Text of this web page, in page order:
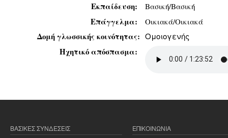
Εκπαίδευση: Βασική/Βασική
Επάγγελμα: Οικιακά/Οικιακά
Δομή γλωσσικής κοινότητας: Ομοιογενής
Ηχητικό απόσπασμα:
ΒΑΣΙΚΈΣ ΣΥΝΔΈΣΕΙΣ
ΕΠΙΚΟΙΝΩΝΊΑ